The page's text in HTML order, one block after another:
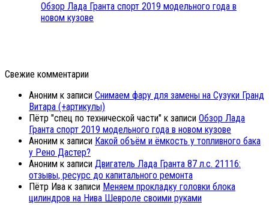
Обзор Лада Гранта спорт 2019 модельного года в
новом кузове
Свежие комментарии
Аноним к записи Снимаем фару для замены на Сузуки Гранд
Витара (+артикулы)
Пётр "спец по технической части" к записи Обзор Лада
Гранта спорт 2019 модельного года в новом кузове
Аноним к записи Какой объём и ёмкость у топливного бака
у Рено Дастер?
Аноним к записи Двигатель Лада Гранта 87 л.с. 21116:
отзывы, ресурс до капитального ремонта
Пётр Ива к записи Меняем прокладку головки блока
цилиндров на Нива Шевроле своими руками